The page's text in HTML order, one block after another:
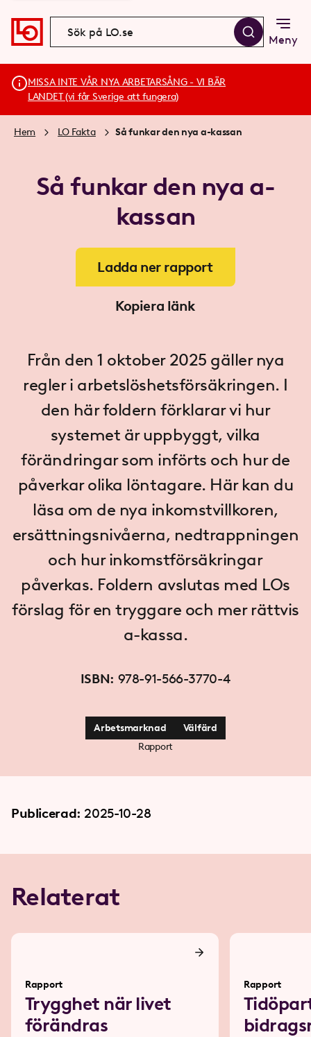
Meny
MISSA INTE VÅR NYA ARBETARSÅNG - VI BÄR
LANDET (vi får Sverige att fungera)
Hem LO Fakta Så funkar den nya a-kassan
Så funkar den nya a-
kassan
Ladda ner rapport
Kopiera länk
Från den 1 oktober 2025 gäller nya
regler i arbetslöshetsförsäkringen. I
den här foldern förklarar vi hur
systemet är uppbyggt, vilka
förändringar som införts och hur de
påverkar olika löntagare. Här kan du
läsa om de nya inkomstvillkoren,
ersättningsnivåerna, nedtrappningen
och hur inkomstförsäkringar
påverkas. Foldern avslutas med LOs
förslag för en tryggare och mer rättvis
a-kassa.
ISBN: 978-91-566-3770-4
Arbetsmarknad
Välfärd
Rapport
Publicerad: 2025-10-28
Relaterat
Rapport
Trygghet när livet
förändras
Rapport